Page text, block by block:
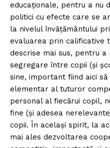
educaționale, pentru a nu
politici cu efecte care se
la nivelul învățământului
evaluarea prin calificative
descrise mai sus, pentru
segregare între copii (și
sine, important fiind aici
elementar al tuturor
personal al fiecărui copil,
fine (și adesea
copii. În același spirit, la
mai ales dezvoltarea